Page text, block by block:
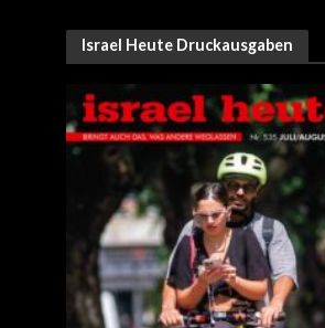
Israel Heute Druckausgaben